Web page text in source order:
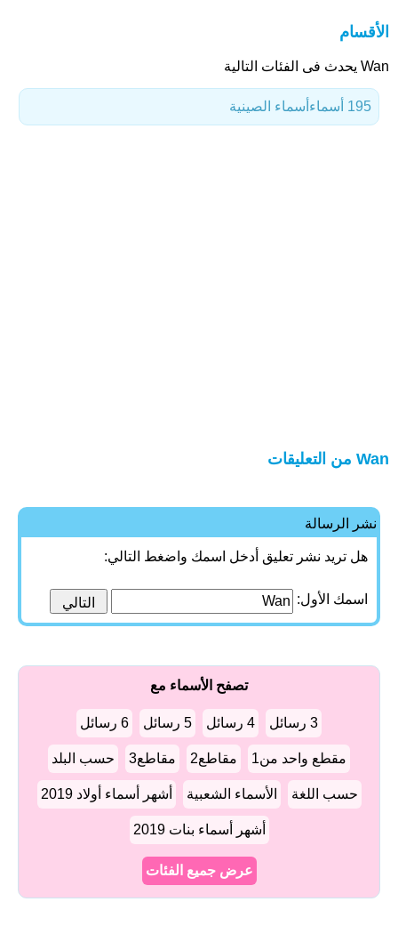
الأقسام
Wan يحدث فى الفئات التالية
أسماء الصينية 195 أسماء
Wan من التعليقات
نشر الرسالة
هل تريد نشر تعليق أدخل اسمك واضغط التالي:
اسمك الأول:
تصفح الأسماء مع
3 رسائل 4 رسائل 5 رسائل 6 رسائل
مقطع واحد من1 مقاطع2 مقاطع3 حسب البلد
حسب اللغة الأسماء الشعبية أشهر أسماء أولاد 2019
أشهر أسماء بنات 2019
عرض جميع الفئات